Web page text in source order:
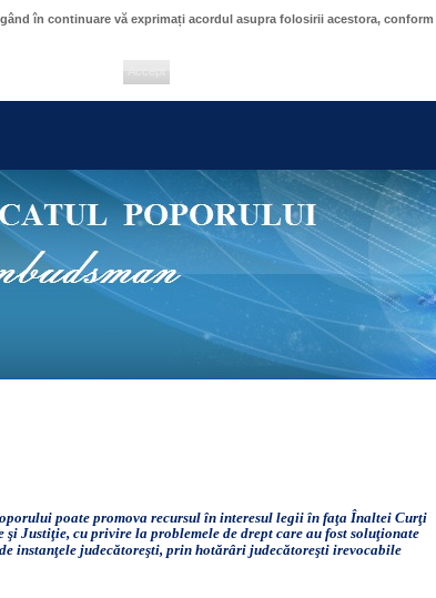
în continuare vă exprimați acordul asupra folosirii acestora, conform
poate promova recursul în interesul legii în faţa Înaltei Curţi
şi Justiţie, cu privire la problemele de drept care au fost soluţionate
instanţele judecătoreşti, prin hotărâri judecătoreşti irevocabile